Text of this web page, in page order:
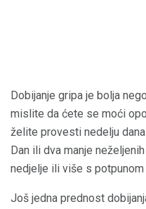
Dobijanje gripa je bolja
mislite da ćete se moći
želite provesti nedelju
Dan ili dva manje
nedjelje ili više s potpunom
Još jedna prednost